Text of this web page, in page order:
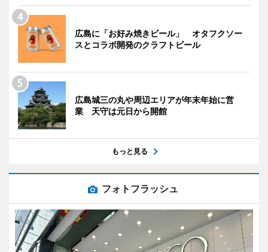
広島に「お好み焼きビール」 オタフクソー
スとコラボ開発のクラフトビール
広島城三の丸や周辺エリアが年末年始に営
業 天守は元日から開館
もっと見る
フォトフラッシュ